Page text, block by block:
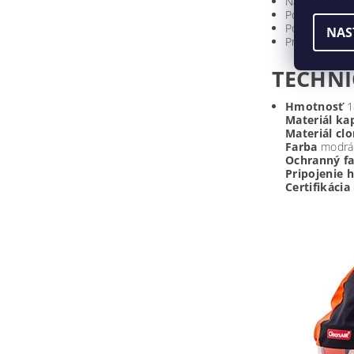
Pohodlné
Poskytuje
Praktický
Hmotnosť
Materiál
Materiál
Farba
Ochranný
Pripojenie
Certifikácia